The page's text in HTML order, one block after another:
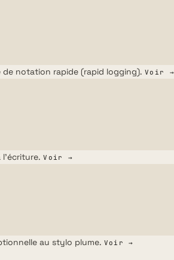
de notation rapide (rapid logging).Voir →
l'écriture.Voir →
au stylo plume. Voir →